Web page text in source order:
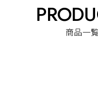
商品一覧